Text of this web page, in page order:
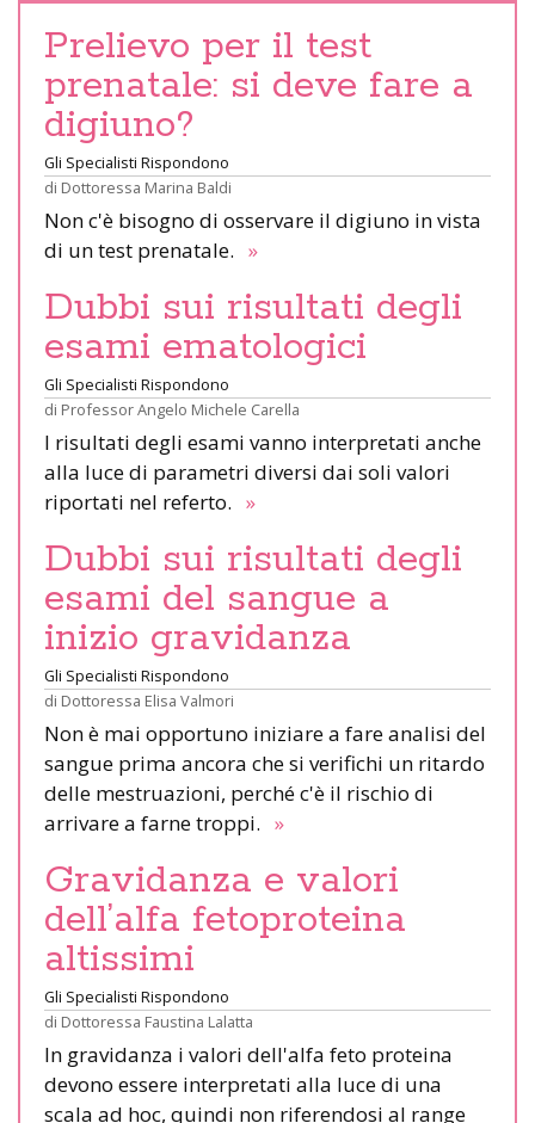
Prelievo per il test
prenatale: si deve fare a
digiuno?
Gli Specialisti Rispondono
di Dottoressa Marina Baldi
Non c'è bisogno di osservare il digiuno in vista
di un test prenatale. »
Dubbi sui risultati degli
esami ematologici
Gli Specialisti Rispondono
di Professor Angelo Michele Carella
I risultati degli esami vanno interpretati anche
alla luce di parametri diversi dai soli valori
riportati nel referto. »
Dubbi sui risultati degli
esami del sangue a
inizio gravidanza
Gli Specialisti Rispondono
di Dottoressa Elisa Valmori
Non è mai opportuno iniziare a fare analisi del
sangue prima ancora che si verifichi un ritardo
delle mestruazioni, perché c'è il rischio di
arrivare a farne troppi. »
Gravidanza e valori
dell’alfa fetoproteina
altissimi
Gli Specialisti Rispondono
di Dottoressa Faustina Lalatta
In gravidanza i valori dell'alfa feto proteina
devono essere interpretati alla luce di una
scala ad hoc, quindi non riferendosi al range